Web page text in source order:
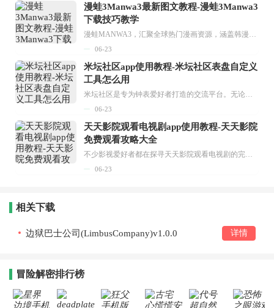
漫蛙3Manwa3最新图文教程-漫蛙3Manwa3
下载技巧教学
06-23
米坛社区app使用教程-米坛社区表盘自定义
工具怎么用
06-23
天天影院观看电视剧app使用教程-天天影院
免费观看攻略大全
06-23
相关下载
边狱巴士公司(LimbusCompany)v1.0.0 详情
冒险解密排行榜